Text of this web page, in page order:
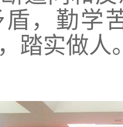
，勤学
踏实做人